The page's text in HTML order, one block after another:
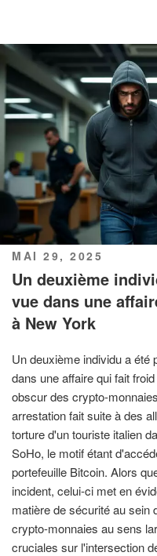
PUBLIÉ
LE
MAI 29, 2025
Un deuxième
vue dans une
à New York
Un deuxième individu a été
dans une affaire qui fait
obscur des crypto-
arrestation fait suite à des
torture d'un touriste italien
SoHo, le motif étant
portefeuille Bitcoin. Alors
incident, celui-ci met en
matière de sécurité au sein
crypto-monnaies au sens
cruciales sur l'intersection